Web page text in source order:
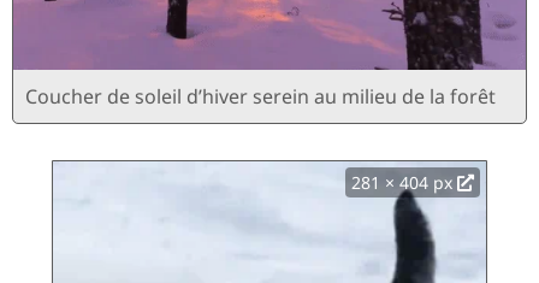
Coucher de soleil d’hiver serein au milieu de la forêt
281 × 404 px